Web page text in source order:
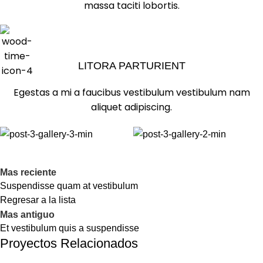
massa taciti lobortis.
LITORA PARTURIENT
Egestas a mi a faucibus vestibulum vestibulum nam
aliquet adipiscing.
Mas reciente
Suspendisse quam at vestibulum
Regresar a la lista
Mas antiguo
Et vestibulum quis a suspendisse
Proyectos Relacionados